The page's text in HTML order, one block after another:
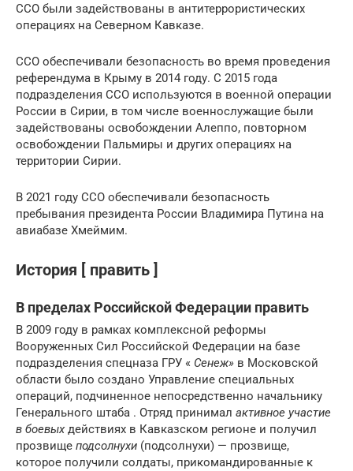
ССО были задействованы в антитеррористических
операциях на Северном Кавказе.
ССО обеспечивали безопасность во время проведения
референдума в Крыму в 2014 году. С 2015 года
подразделения ССО используются в военной операции
России в Сирии, в том числе военнослужащие были
задействованы освобождении Алеппо, повторном
освобождении Пальмиры и других операциях на
территории Сирии.
В 2021 году ССО обеспечивали безопасность
пребывания президента России Владимира Путина на
авиабазе Хмеймим.
История [ править ]
В пределах Российской Федерации править
В 2009 году в рамках комплексной реформы
Вооруженных Сил Российской Федерации на базе
подразделения спецназа ГРУ « Сенеж» в Московской
области было создано Управление специальных
операций, подчиненное непосредственно начальнику
Генерального штаба . Отряд принимал активное участие
в боевых действиях в Кавказском регионе и получил
прозвище подсолнухи (подсолнухи) — прозвище,
которое получили солдаты, прикомандированные к